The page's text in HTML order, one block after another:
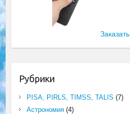
Заказать
Рубрики
PISA, PIRLS, TIMSS, TALIS (7)
Астрономия(4)